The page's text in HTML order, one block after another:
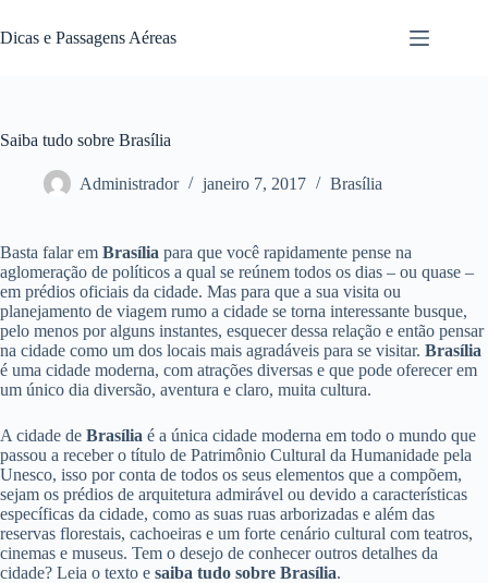
para
o
Dicas e Passagens Aéreas
Saiba tudo sobre Brasília
Administrador janeiro 7, 2017 Brasília
Basta falar em Brasília para que você rapidamente pense na
aglomeração de políticos a qual se reúnem todos os dias – ou quase –
em prédios oficiais da cidade. Mas para que a sua visita ou
planejamento de viagem rumo a cidade se torna interessante busque,
pelo menos por alguns instantes, esquecer dessa relação e então pensar
na cidade como um dos locais mais agradáveis para se visitar. Brasília
é uma cidade moderna, com atrações diversas e que pode oferecer em
um único dia diversão, aventura e claro, muita cultura.
A cidade de Brasília é a única cidade moderna em todo o mundo que
passou a receber o título de Patrimônio Cultural da Humanidade pela
Unesco, isso por conta de todos os seus elementos que a compõem,
sejam os prédios de arquitetura admirável ou devido a características
específicas da cidade, como as suas ruas arborizadas e além das
reservas florestais, cachoeiras e um forte cenário cultural com teatros,
cinemas e museus. Tem o desejo de conhecer outros detalhes da
cidade? Leia o texto e saiba tudo sobre Brasília.